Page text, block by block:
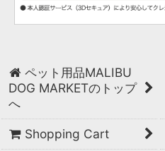
ペット用品MALIBU
DOG MARKETのトップ
へ
Shopping Cart